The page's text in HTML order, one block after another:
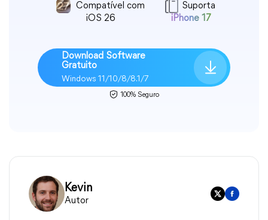
Compatível com
iOS 26
Suporta
iPhone 17
Download Software
Gratuito
Windows 11/10/8/8.1/7
100% Seguro
Kevin
Autor